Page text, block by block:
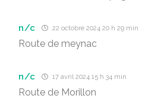
n/c 22 octobre 2024 20 h 29 min
Route de meynac
n/c 17 avril 2024 15 h 34 min
Route de Morillon